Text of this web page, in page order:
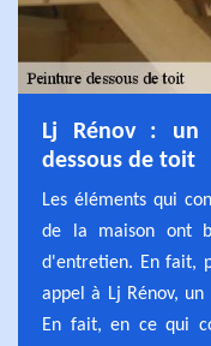
Lj Rénov : un
dessous de toit
Les éléments qui
de la maison ont
d'entretien. En fait,
appel à Lj Rénov,
En fait, en ce qui